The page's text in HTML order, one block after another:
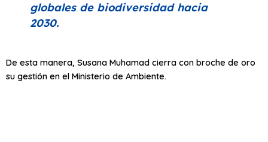
globales de biodiversidad hacia
2030.
De esta manera, Susana Muhamad cierra con broche de oro
su gestión en el Ministerio de Ambiente.